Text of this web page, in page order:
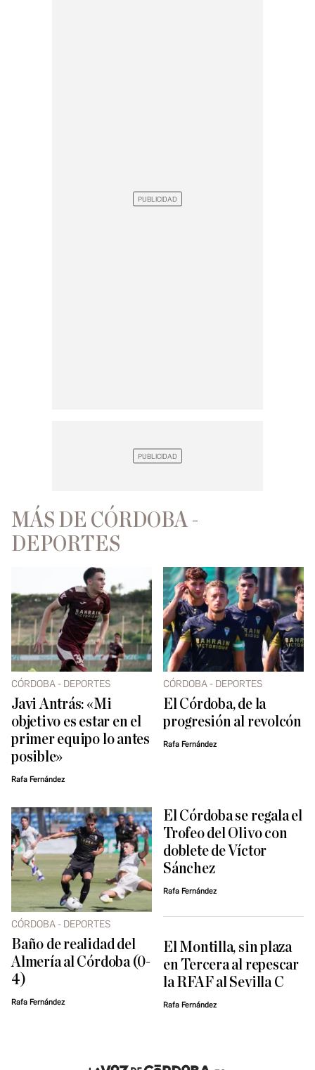
MÁS DE CÓRDOBA -
DEPORTES
CÓRDOBA - DEPORTES
Javi Antrás: «Mi
objetivo es estar en el
primer equipo lo antes
posible»
Rafa Fernández
CÓRDOBA - DEPORTES
El Córdoba, de la
progresión al revolcón
Rafa Fernández
CÓRDOBA - DEPORTES
Baño de realidad del
Almería al Córdoba (0-
4)
Rafa Fernández
El Córdoba se regala el
Trofeo del Olivo con
doblete de Víctor
Sánchez
Rafa Fernández
El Montilla, sin plaza
en Tercera al repescar
la RFAF al Sevilla C
Rafa Fernández